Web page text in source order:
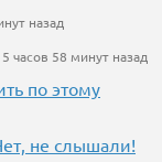
назад
часов 58 минут назад
по этому
не слышали!